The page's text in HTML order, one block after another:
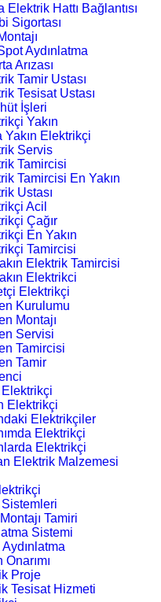
Hattı Bağlantısı
Sigortası
Aydınlatma
Arızası
Tamir Ustası
Tesisat Ustası
İşleri
Yakın
Yakın Elektrikçi
Servis
Tamircisi
Tamircisi En Yakın
Ustası
Acil
Çağır
En Yakın
Tamircisi
Elektrik Tamircisi
Elektrikci
Elektrikçi
Kurulumu
Montajı
Servisi
Tamircisi
Tamir
Elektrikçi
Elektrikçiler
Elektrikçi
Elektrikçi
Elektrik Malzemesi
Sistemleri
Tamiri
Sistemi
Proje
Tesisat Hizmeti